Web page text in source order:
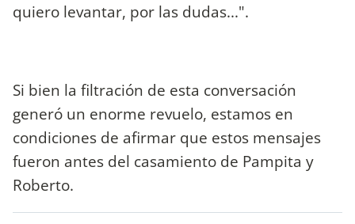
quiero levantar, por las dudas...".
Si bien la filtración de esta conversación
generó un enorme revuelo, estamos en
condiciones de afirmar que estos mensajes
fueron antes del casamiento de Pampita y
Roberto.